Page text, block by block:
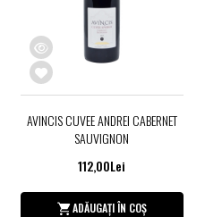
AVINCIS CUVEE ANDREI CABERNET
SAUVIGNON
112,00Lei
ADĂUGAȚI ÎN COȘ